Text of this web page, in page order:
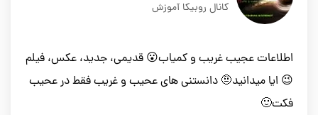
کانال روبیکا آموزش
اطلاعات عجیب غریب و کمیاب😮 قدیمی، جدید، عکس، فیلم
😉 ایا میدانید🤨 دانستنی های عحیب و غریب فقط در عحیب
فکت🙂